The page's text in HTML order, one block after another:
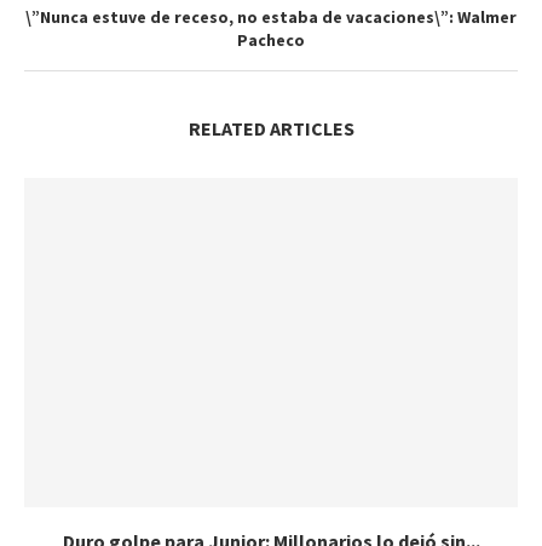
\”Nunca estuve de receso, no estaba de vacaciones\”: Walmer
Pacheco
RELATED ARTICLES
Duro golpe para Junior: Millonarios lo dejó sin...